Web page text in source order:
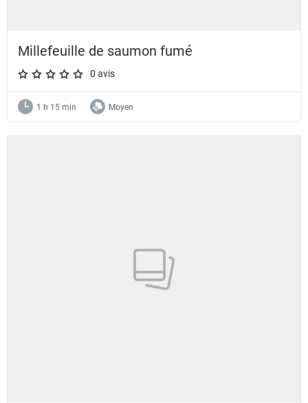
Millefeuille de saumon fumé
A star rating of 0 out of 5.
0 avis
1 h 15 min Moyen